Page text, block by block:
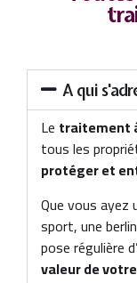
A qui
Le traitement
tous les
protéger et
Que vous ayez
sport, une
pose régulière
valeur de